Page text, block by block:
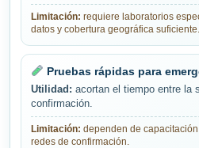
Limitación: requiere laboratorios
datos y cobertura geográfica suficiente.
Pruebas rápidas para
Utilidad: acortan el tiempo entre la
confirmación.
Limitación: dependen de
redes de confirmación.